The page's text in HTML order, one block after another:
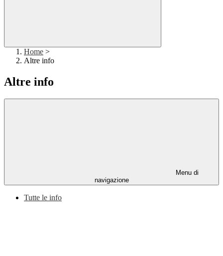
Home >
Altre info
Altre info
Menu di
navigazione
Tutte le info